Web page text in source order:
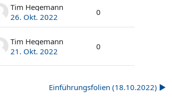
Tim Hegemann
26. Okt. 2022
0
Tim Hegemann
21. Okt. 2022
0
Einführungsfolien (18.10.2022) ▶︎